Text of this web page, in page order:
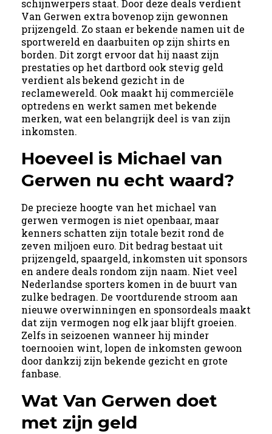
schijnwerpers staat. Door deze deals verdient
Van Gerwen extra bovenop zijn gewonnen
prijzengeld. Zo staan er bekende namen uit de
sportwereld en daarbuiten op zijn shirts en
borden. Dit zorgt ervoor dat hij naast zijn
prestaties op het dartbord ook stevig geld
verdient als bekend gezicht in de
reclamewereld. Ook maakt hij commerciële
optredens en werkt samen met bekende
merken, wat een belangrijk deel is van zijn
inkomsten.
Hoeveel is Michael van
Gerwen nu echt waard?
De precieze hoogte van het michael van
gerwen vermogen is niet openbaar, maar
kenners schatten zijn totale bezit rond de
zeven miljoen euro. Dit bedrag bestaat uit
prijzengeld, spaargeld, inkomsten uit sponsors
en andere deals rondom zijn naam. Niet veel
Nederlandse sporters komen in de buurt van
zulke bedragen. De voortdurende stroom aan
nieuwe overwinningen en sponsordeals maakt
dat zijn vermogen nog elk jaar blijft groeien.
Zelfs in seizoenen wanneer hij minder
toernooien wint, lopen de inkomsten gewoon
door dankzij zijn bekende gezicht en grote
fanbase.
Wat Van Gerwen doet
met zijn geld